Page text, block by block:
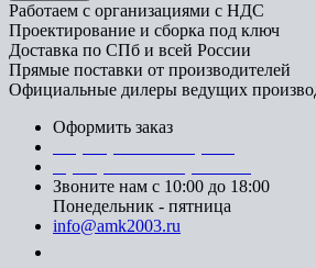
Работаем с организациями с НДС
Проектирование и сборка под ключ
Доставка по СПб и всей России
Прямые поставки от производителей
Официальные дилеры ведущих
Оформить заказ
Звоните нам с 10:00 до 18:00
Понедельник - пятница
info@amk2003.ru